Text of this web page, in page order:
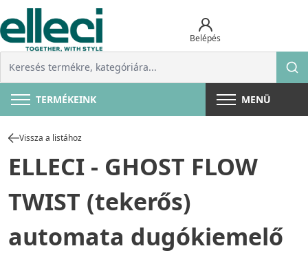
Belépés
TERMÉKEINK MENÜ
Vissza a listához
ELLECI - GHOST FLOW
TWIST (tekerős)
automata dugókiemelő